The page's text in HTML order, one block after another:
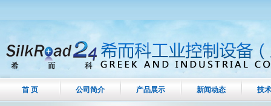
首 页 公司简介 产品展示 新闻动态 技